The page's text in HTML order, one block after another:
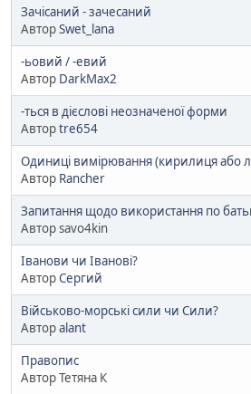
Зачісаний - зачесаний
АвторSwet_lana
-ьовий / -евий
Автор DarkMax2
-ться в дієслові неозначеної форми
Авторtre654
Одиниці вимірювання (кирилиця або
Автор Rancher
Запитання щодо використання по
Автор savo4kin
Іванови чи Іванові?
АвторСергий
Військово-морські сили чи Сили?
Авторalant
Правопис
Автор Тетяна К